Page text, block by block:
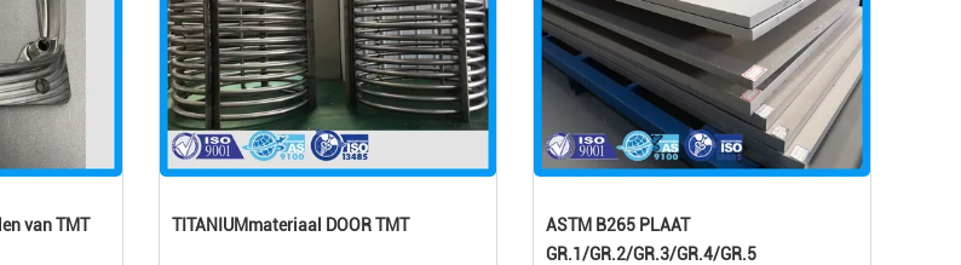
van TMT TITANIUMmateriaal DOOR TMT
ASTM B265 PLAAT
GR.1/GR.2/GR.3/GR.4/GR.5